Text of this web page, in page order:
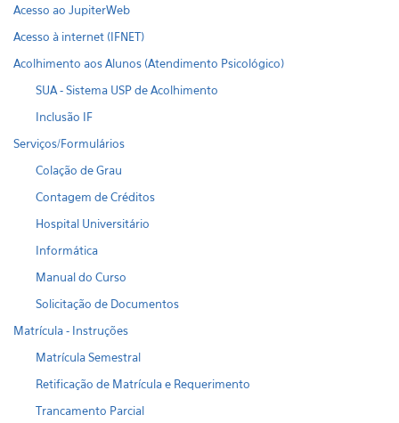
Acesso ao JupiterWeb
Acesso à internet (IFNET)
Acolhimento aos Alunos (Atendimento Psicológico)
SUA - Sistema USP de Acolhimento
Inclusão IF
Serviços/Formulários
Colação de Grau
Contagem de Créditos
Hospital Universitário
Informática
Manual do Curso
Solicitação de Documentos
Matrícula - Instruções
Matrícula Semestral
Retificação de Matrícula e Requerimento
Trancamento Parcial